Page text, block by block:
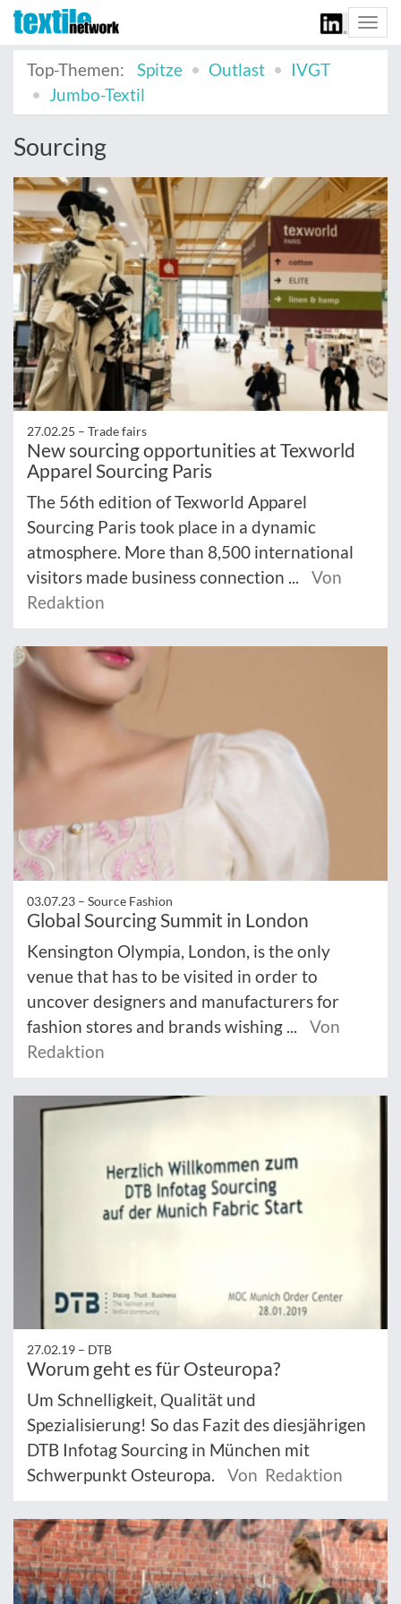
Top-Themen:
Spitze Outlast
IVGT
Jumbo-Textil
Sourcing
27.02.25 – Trade fairs
New sourcing opportunities at Texworld
Apparel Sourcing Paris
The 56th edition of Texworld Apparel
Sourcing Paris took place in a dynamic
atmosphere. More than 8,500 international
visitors made business connection ...
Von
Redaktion
03.07.23 – Source Fashion
Global Sourcing Summit in London
Kensington Olympia, London, is the only
venue that has to be visited in order to
uncover designers and manufacturers for
fashion stores and brands wishing ...
Von
Redaktion
27.02.19 – DTB
Worum geht es für Osteuropa?
Um Schnelligkeit, Qualität und
Spezialisierung! So das Fazit des diesjährigen
DTB Infotag Sourcing in München mit
Schwerpunkt Osteuropa.
Von Redaktion